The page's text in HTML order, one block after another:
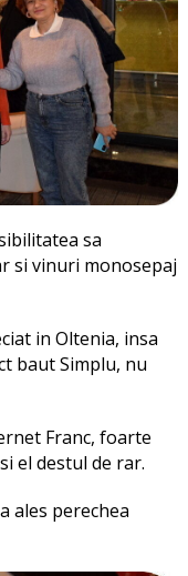
sa
si vinuri monosepaj
in Oltenia, insa
baut Simplu, nu
Franc, foarte
el destul de rar.
ales perechea